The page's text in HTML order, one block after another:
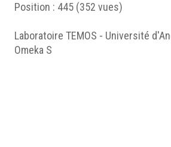
Position : 445 (352 vues)
Laboratoire TEMOS - Université
Omeka S